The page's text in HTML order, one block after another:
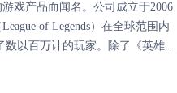
戏产品而闻名。公司成立于2006
of Legends）在全球范围内
以百万计的玩家。除了《英雄联
欢迎的游戏。公司致力于提供高质